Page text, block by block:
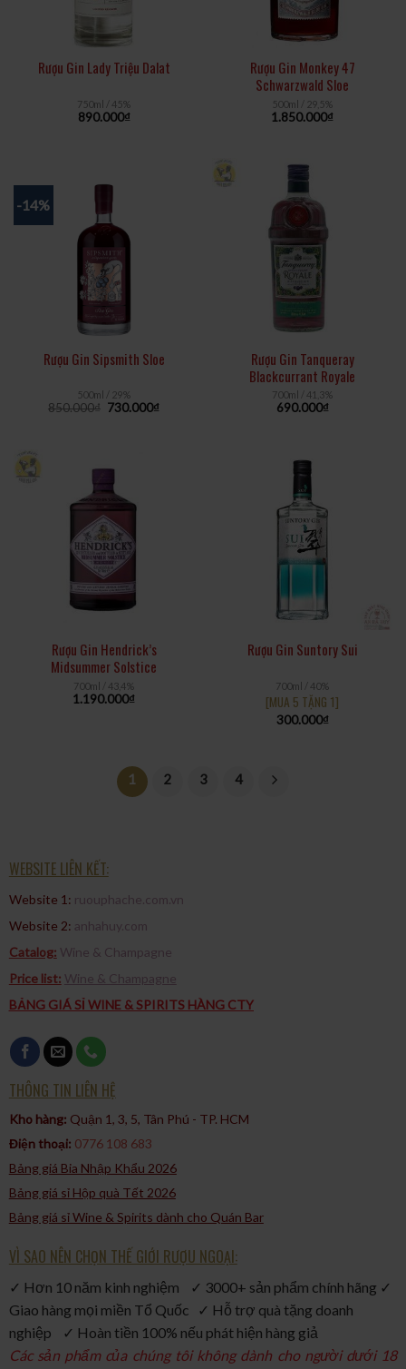
Rượu Gin Lady Triệu Dalat
750ml / 45%
890.000₫
Rượu Gin Monkey 47
Schwarzwald Sloe
500ml / 29,5%
1.850.000₫
-14%
Rượu Gin Sipsmith Sloe
500ml / 29%
850.000₫ 730.000₫
Rượu Gin Tanqueray
Blackcurrant Royale
700ml / 41,3%
690.000₫
Rượu Gin Hendrick’s
Midsummer Solstice
700ml / 43,4%
1.190.000₫
Rượu Gin Suntory Sui
700ml / 40%
[MUA 5 TẶNG 1]
300.000₫
1 2 3 4
WEBSITE LIÊN KẾT:
Website 1: ruouphache.com.vn
Website 2: anhahuy.com
Catalog: Wine & Champagne
Price list: Wine & Champagne
BẢNG GIÁ SỈ WINE & SPIRITS HÀNG CTY
THÔNG TIN LIÊN HỆ
Kho hàng: Quận 1, 3, 5, Tân Phú - TP. HCM​
Điện thoại: 0776 108 683
Bảng giá Bia Nhập Khẩu 2026
Bảng giá sỉ Hộp quà Tết 2026
Bảng giá sỉ Wine & Spirits dành cho Quán Bar
VÌ SAO NÊN CHỌN THẾ GIỚI RƯỢU NGOẠI:
✓ Hơn 10 năm kinh nghiệm ✓ 3000+ sản phẩm chính hãng ✓
Giao hàng mọi miền Tổ Quốc ✓ Hỗ trợ quà tặng doanh
nghiệp ✓ Hoàn tiền 100% nếu phát hiện hàng giả
Các sản phẩm của chúng tôi không dành cho người dưới 18